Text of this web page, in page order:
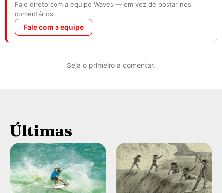
Fale direto com a equipe Waves — em vez de postar nos
comentários.
Fale com a equipe
Seja o primeiro a comentar.
Últimas